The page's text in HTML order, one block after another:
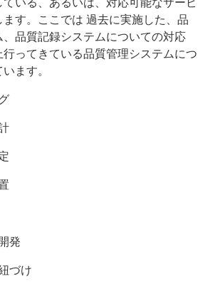
す。ここでは 過去に実施した、品
品質記録システムについての対応
ってきている品質管理システムにつ
ます。
発
づけ